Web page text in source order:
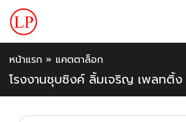
หน้าแรก » แคตตาล็อก
โรงงานชุบซิงค์ ลิ้มเจริญ เพลทติ้ง